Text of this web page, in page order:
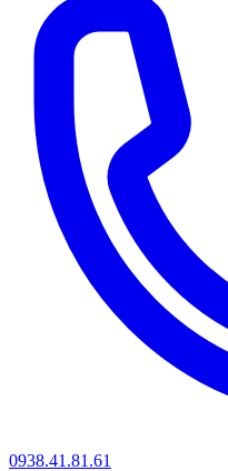
0938.41.81.61